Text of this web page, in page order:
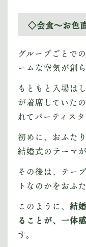
◇会食〜お色
グループごとで
ームな空気が創
もともと入場は
が着席していた
れてパーティスタ
初めに、おふた
結婚式のテーマ
その後は、テー
トなのかをおふ
このように、 結
ることが、一体
す。